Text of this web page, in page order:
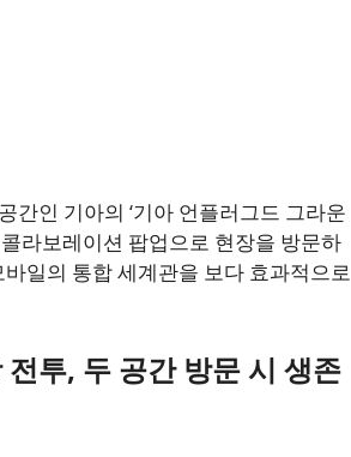
간인 기아의 ‘기아 언플러그드 그라운
콜라보레이션 팝업으로 현장을 방문하
일의 통합 세계관을 보다 효과적으로
전투, 두 공간 방문 시 생존